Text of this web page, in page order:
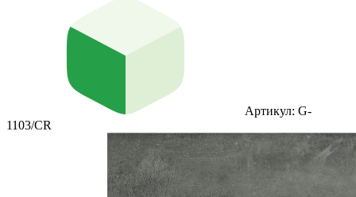
Артикул: G-
1103/CR